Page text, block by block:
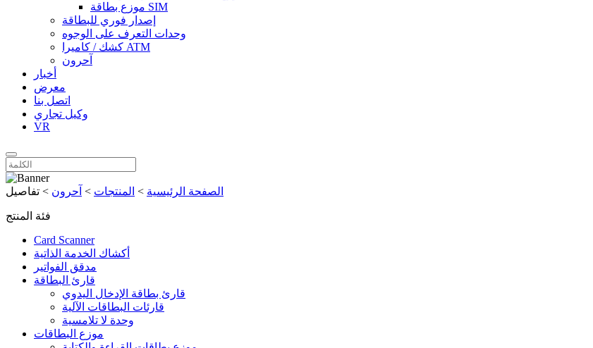
موزع بطاقة SIM
إصدار فوري للبطاقة
وحدات التعرف على الوجوه
كشك / كاميرا ATM
آحرون
أخبار
معرض
اتصل بنا
وكيل تجاري
VR
الصفحة الرئيسية > المنتجات > آحرون > تفاصيل
فئة المنتج
Card Scanner
أكشاك الخدمة الذاتية
مدقق الفواتير
قارئ البطاقة
قارئ بطاقة الإدخال اليدوي
قارئات البطاقات الآلية
وحدة لا تلامسية
موزع البطاقات